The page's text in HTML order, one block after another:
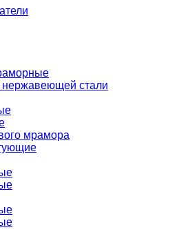
нержавеющей стали
мрамора